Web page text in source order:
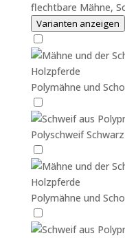
flechtbare Mähne,
Varianten anzeigen
Polymähne und
Polyschweif Schwarz
Polymähne und